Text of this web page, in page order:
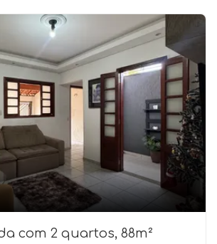
com 2 quartos, 88m²